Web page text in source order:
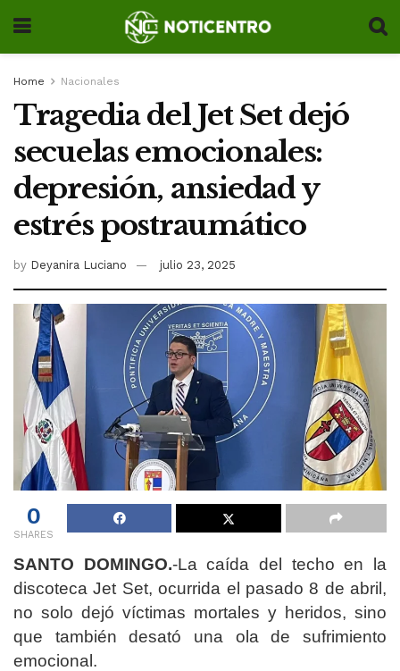
Home Nacionales
Tragedia del Jet Set dejó
secuelas emocionales:
depresión, ansiedad y
estrés postraumático
by Deyanira Luciano julio 23, 2025
0
SHARES
SANTO DOMINGO.-La caída del techo en la
discoteca Jet Set, ocurrida el pasado 8 de abril,
no solo dejó víctimas mortales y heridos, sino
que también desató una ola de sufrimiento
emocional.